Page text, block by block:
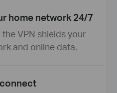
home network 24/7
VPN shields your
and online data.